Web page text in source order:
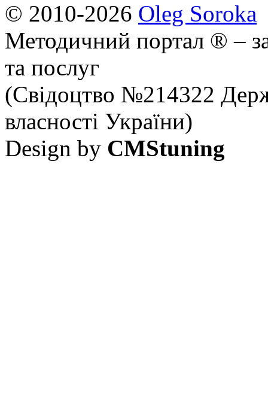
© 2010-2026 Oleg Soroka
Методичний портал ® –
та послуг
(Свідоцтво №214322
власності України)
Design by CMStuning